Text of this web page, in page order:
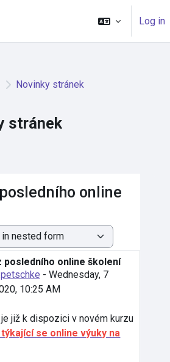
Log in
Novinky stránek
stránek
online
posledního online školení
- Wednesday, 7
10:25 AM
replies: 0
již k dispozici v novém kurzu
se online výuky na